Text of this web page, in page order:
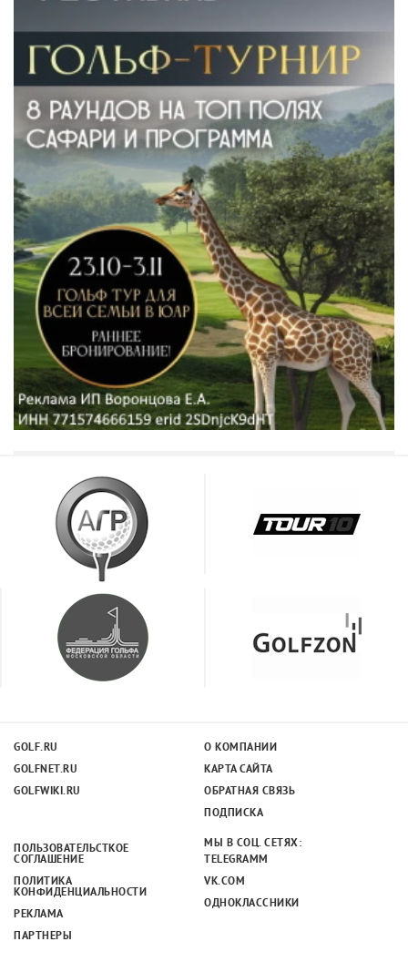
GOLF.RU
GOLFNET.RU
GOLFWIKI.RU
О КОМПАНИИ
КАРТА САЙТА
ОБРАТНАЯ СВЯЗЬ
ПОДПИСКА
ПОЛЬЗОВАТЕЛЬСТКОЕ
СОГЛАШЕНИЕ
ПОЛИТИКА
КОНФИДЕНЦИАЛЬНОСТИ
РЕКЛАМА
ПАРТНЕРЫ
МЫ В СОЦ. СЕТЯХ:
TELEGRAMM
VK.COM
ОДНОКЛАССНИКИ